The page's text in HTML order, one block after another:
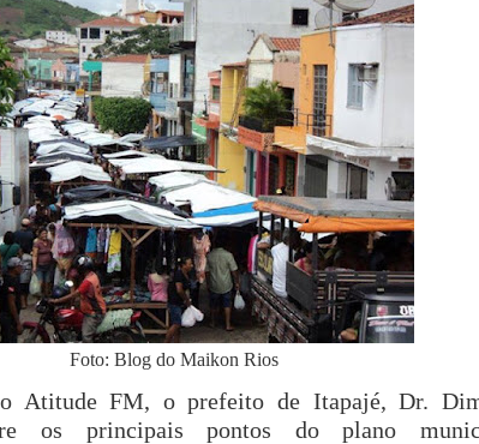
Foto: Blog do Maikon Rios
Atitude FM, o prefeito de Itapajé, Dr.
os principais pontos do plano